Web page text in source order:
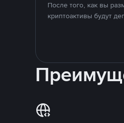
После того, как вы
криптоактивы будут